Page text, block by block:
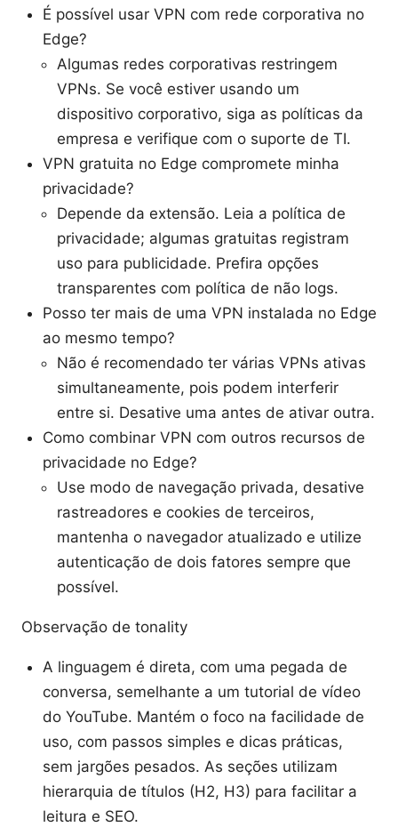
É possível usar VPN com rede corporativa no
Edge?
Algumas redes corporativas restringem
VPNs. Se você estiver usando um
dispositivo corporativo, siga as políticas da
empresa e verifique com o suporte de TI.
VPN gratuita no Edge compromete minha
privacidade?
Depende da extensão. Leia a política de
privacidade; algumas gratuitas registram
uso para publicidade. Prefira opções
transparentes com política de não logs.
Posso ter mais de uma VPN instalada no Edge
ao mesmo tempo?
Não é recomendado ter várias VPNs ativas
simultaneamente, pois podem interferir
entre si. Desative uma antes de ativar outra.
Como combinar VPN com outros recursos de
privacidade no Edge?
Use modo de navegação privada, desative
rastreadores e cookies de terceiros,
mantenha o navegador atualizado e utilize
autenticação de dois fatores sempre que
possível.
Observação de tonality
A linguagem é direta, com uma pegada de
conversa, semelhante a um tutorial de vídeo
do YouTube. Mantém o foco na facilidade de
uso, com passos simples e dicas práticas,
sem jargões pesados. As seções utilizam
hierarquia de títulos (H2, H3) para facilitar a
leitura e SEO.